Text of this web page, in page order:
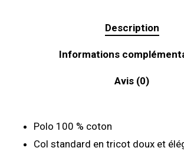
Description
Informations
Avis (0)
Polo 100 % coton
Col standard en tricot doux et